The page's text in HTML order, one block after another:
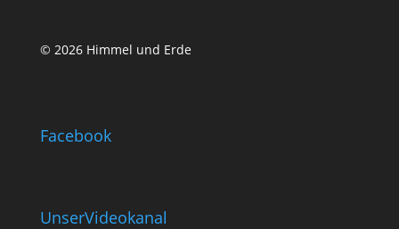
© 2026 Himmel und Erde
Facebook
UnserVideokanal